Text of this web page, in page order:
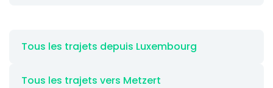
Tous les trajets depuis Luxembourg
Tous les trajets vers Metzert